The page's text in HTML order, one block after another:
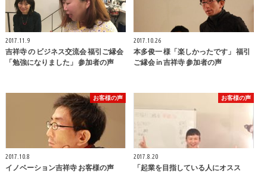
2017.11.9
吉祥寺 の ビジネス交流会 福引ご縁会
「勉強になりました」 参加者の声
2017.10.26
本多俊一 様「楽しかったです」 福引
ご縁会 in 吉祥寺 参加者の声
お客様の声
2017.10.8
イノベーション吉祥寺 お客様の声
お客様の声
2017.8.20
「起業を目指している人にオスス